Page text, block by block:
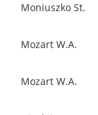
Moniuszko St.
Mozart W.A.
Mozart W.A.